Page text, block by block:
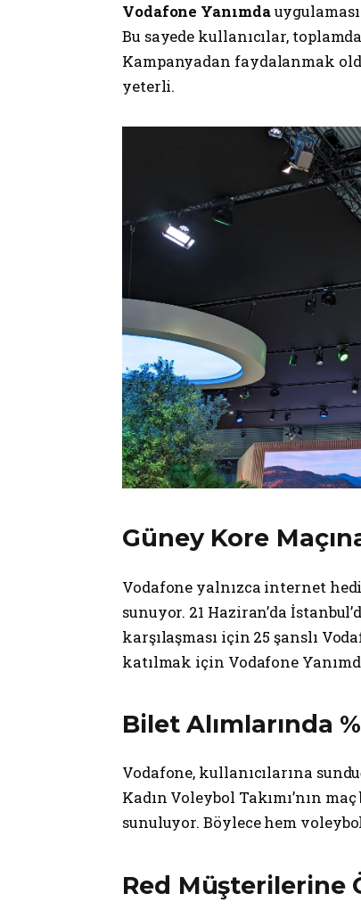
Vodafone Yanımda
Bu sayede kullanıcılar, toplamda
Kampanyadan faydalanmak
yeterli.
Güney Kore
Vodafone yalnızca internet
sunuyor. 21 Haziran’da
karşılaşması için 25 şanslı
katılmak için Vodafone
Bilet Alımlarında
Vodafone, kullanıcılarına
Kadın Voleybol Takımı’nın
sunuluyor. Böylece hem
Red Müşterilerine